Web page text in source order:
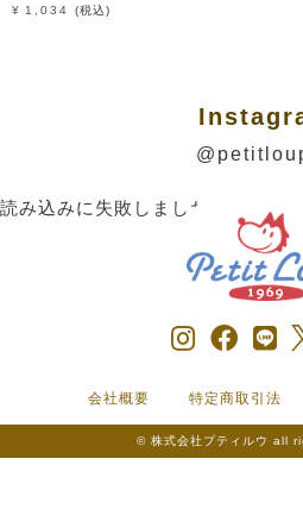
¥ 1,034 税込
読み込みに失敗しました。
会社概要 特定商取引法
© 株式会社プティルウ all